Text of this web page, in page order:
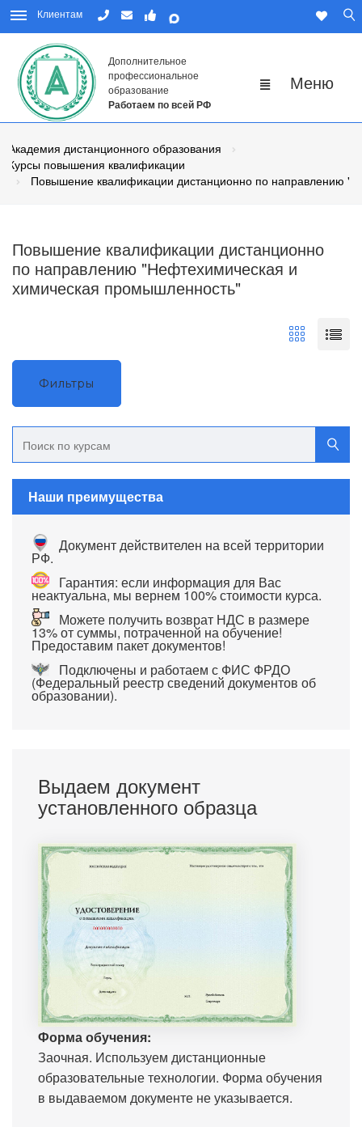
Клиентам
Дополнительное
профессиональное
образование
Работаем по всей РФ
Академия дистанционного образования
Курсы повышения квалификации
Повышение квалификации дистанционно по направлению
Повышение квалификации дистанционно
по направлению "Нефтехимическая и
химическая промышленность"
Фильтры
Наши преимущества
Документ действителен на всей территории
РФ.
Гарантия: если информация для Вас
неактуальна, мы вернем 100% стоимости курса.
Можете получить возврат НДС в размере
13% от суммы, потраченной на обучение!
Предоставим пакет документов!
Подключены и работаем с ФИС ФРДО
(Федеральный реестр сведений документов об
образовании).
Выдаем документ
установленного образца
Форма обучения:
Заочная. Используем дистанционные
образовательные технологии. Форма обучения
в выдаваемом документе не указывается.